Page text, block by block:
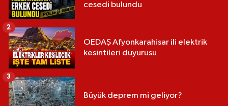
cesedi bulundu
OEDAŞ Afyonkarahisar ili elektrik
kesintileri duyurusu
2
Büyük deprem mi geliyor?
3